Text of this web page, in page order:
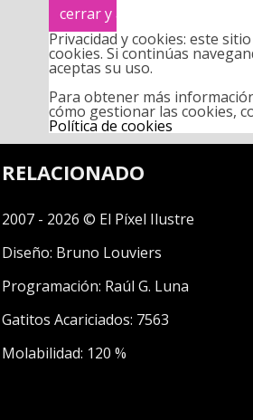
Privacidad y cookies: este
cookies. Si continúas
aceptas su uso.
Para obtener más
cómo gestionar las cookies,
Política de cookies
RELACIONADO
2007 - 2026 © El Píxel Ilustre
Diseño: Bruno Louviers
Programación: Raúl G. Luna
Gatitos Acariciados: 7563
Molabilidad: 120 %